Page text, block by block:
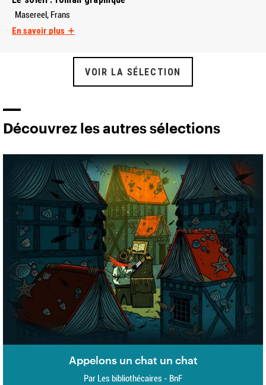
Masereel, Frans
En savoir plus
VOIR LA SÉLECTION
Découvrez les autres sélections
Appelons un chat un chat
Par Les bibliothécaires - BnF